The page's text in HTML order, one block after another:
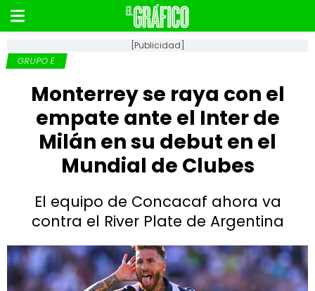
[Publicidad]
GRUPO E
Monterrey se raya con el
empate ante el Inter de
Milán en su debut en el
Mundial de Clubes
El equipo de Concacaf ahora va
contra el River Plate de Argentina